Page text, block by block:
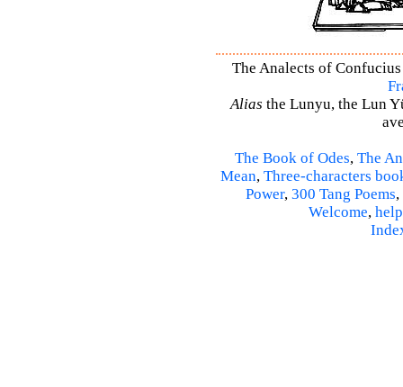
The Analects of
Alias the Lunyu, the Lun
The Book of Odes, The
Mean, Three-characters
Power, 300 Tang Poems,
Welcome, help